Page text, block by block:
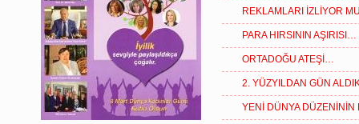
REKLAMLARI İZLİYOR
PARA HIRSININ AŞIRISI…
ORTADOĞU ATEŞİ…
2. YÜZYILDAN GÜN
YENİ DÜNYA DÜZENİNİN